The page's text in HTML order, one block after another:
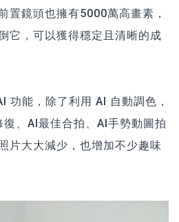
置鏡頭也擁有5000萬高畫素，
它，可以獲得穩定且清晰的成
功能，除了利用 AI 自動調色，
、AI最佳合拍、AI手勢動圖拍
片大大減少，也增加不少趣味